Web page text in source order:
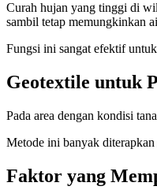
Curah hujan yang tinggi di
sambil tetap memungkinkan
Fungsi ini sangat efektif
Geotextile untuk
Pada area dengan kondisi
Metode ini banyak
Faktor yang